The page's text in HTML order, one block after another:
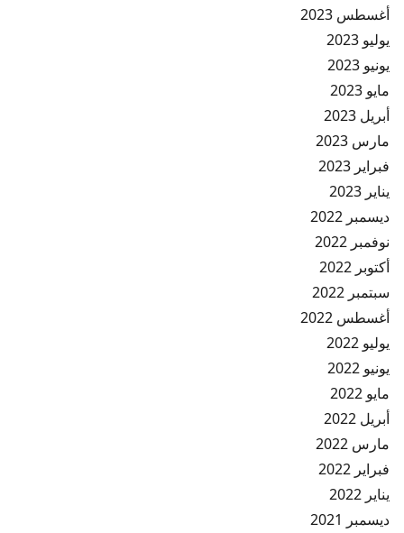
أغسطس 2023
يوليو 2023
يونيو 2023
مايو 2023
أبريل 2023
مارس 2023
فبراير 2023
يناير 2023
ديسمبر 2022
نوفمبر 2022
أكتوبر 2022
سبتمبر 2022
أغسطس 2022
يوليو 2022
يونيو 2022
مايو 2022
أبريل 2022
مارس 2022
فبراير 2022
يناير 2022
ديسمبر 2021